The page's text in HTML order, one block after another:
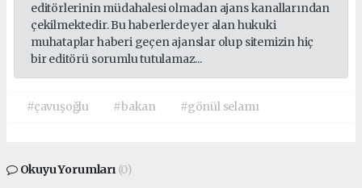
escort
avcılar
escort
editörlerinin müdahalesi olmadan ajans kanallarından
çekilmektedir. Bu haberlerde yer alan hukuki
muhataplar haberi geçen ajanslar olup sitemizin hiç
bir editörü sorumlu tutulamaz...
#çavuşoğlu #bakan #gönül selamı
Okuyu Yorumları (0)